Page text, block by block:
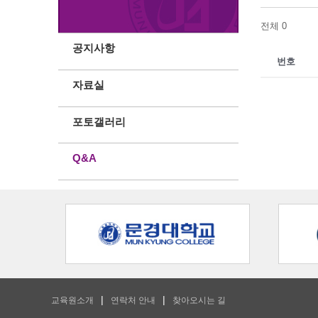
전체 0
번호
공지사항
자료실
포토갤러리
Q&A
교육원소개 연락처 안내 찾아오시는 길